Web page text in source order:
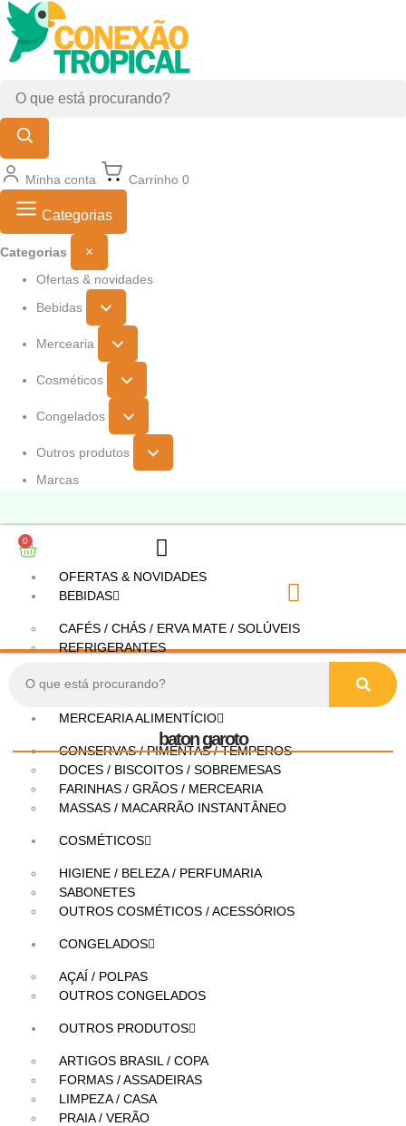
Minha conta Carrinho 0
Categorias
Categorias ×
Ofertas & novidades
Bebidas
Mercearia
Cosméticos
Congelados
Outros produtos
Marcas
0
OFERTAS & NOVIDADES
BEBIDAS
CAFÉS / CHÁS / ERVA MATE / SOLÚVEIS
REFRIGERANTES
OUTRAS BEBIDAS
MERCEARIA ALIMENTÍCIO
CONSERVAS / PIMENTAS / TEMPEROS
DOCES / BISCOITOS / SOBREMESAS
FARINHAS / GRÃOS / MERCEARIA
MASSAS / MACARRÃO INSTANTÂNEO
COSMÉTICOS
HIGIENE / BELEZA / PERFUMARIA
SABONETES
OUTROS COSMÉTICOS / ACESSÓRIOS
CONGELADOS
AÇAÍ / POLPAS
OUTROS CONGELADOS
OUTROS PRODUTOS
ARTIGOS BRASIL / COPA
FORMAS / ASSADEIRAS
LIMPEZA / CASA
PRAIA / VERÃO
baton garoto